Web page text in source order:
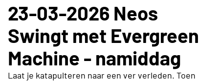
23-03-2026 Neos
Swingt met Evergreen
Machine - namiddag
Laat je katapulteren naar een ver verleden. Toen